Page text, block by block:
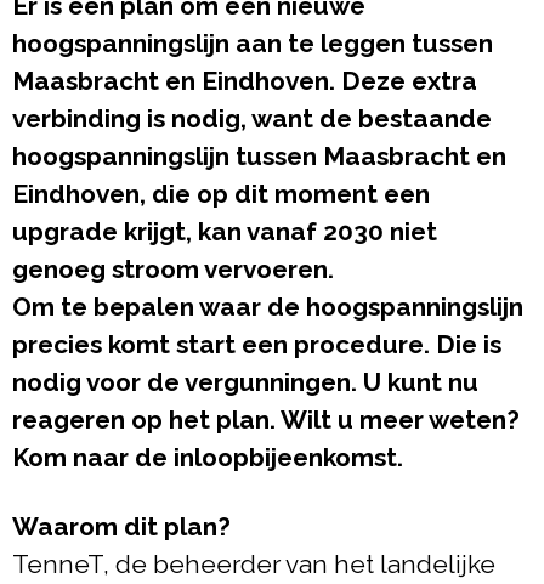
hoogspanningslijn aan te leggen tussen
Maasbracht en Eindhoven. Deze extra
verbinding is nodig, want de bestaande
hoogspanningslijn tussen Maasbracht en
Eindhoven, die op dit moment een
upgrade krijgt, kan vanaf 2030 niet
genoeg stroom vervoeren.
Om te bepalen waar de hoogspanningslijn
precies komt start een procedure. Die is
nodig voor de vergunningen. U kunt nu
reageren op het plan. Wilt u meer weten?
Kom naar de inloopbijeenkomst.
Waarom dit plan?
TenneT, de beheerder van het landelijke